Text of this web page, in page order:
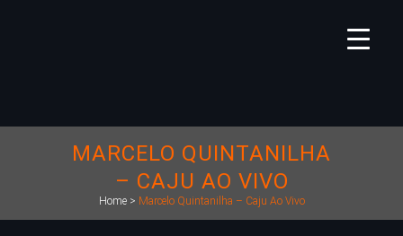
MARCELO QUINTANILHA
– CAJU AO VIVO
Home> Marcelo Quintanilha – Caju Ao Vivo